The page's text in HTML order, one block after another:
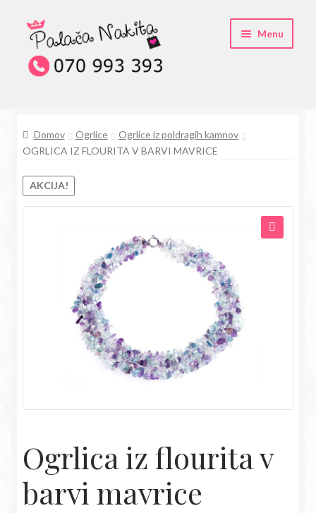
Skip
to
navigation
Skip
to
content
Menu
Pogosta vprašanja
Kontakt
Trgovina
Domov Ogrlice
Ogrlice iz poldragih kamnov
OGRLICA IZ FLOURITA V BARVI MAVRICE
AKCIJA!
Ogrlica iz flourita v
barvi mavrice